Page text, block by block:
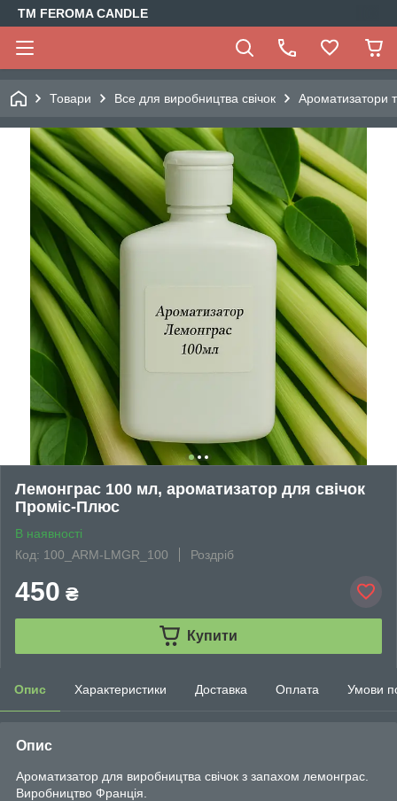
TM FEROMA CANDLE
Товари Все для виробництва свічок Ароматизатори
Лемонграс 100 мл, ароматизатор для свічок
Проміс-Плюс
В наявності
Код: 100_ARM-LMGR_100
Роздріб
450 ₴
Купити
Опис Характеристики Доставка Оплата Умови
Опис
Ароматизатор для виробництва свічок з запахом лемонграс.
Виробництво Франція.